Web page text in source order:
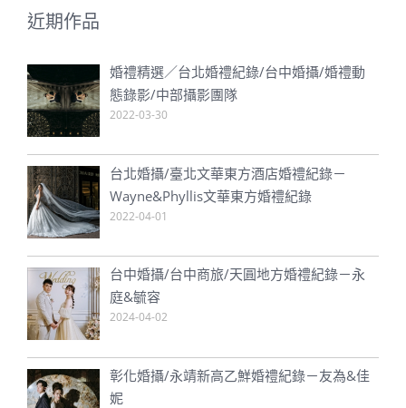
態錄影/中部攝影團隊
2022-03-30
台北婚攝/臺北文華東方酒店婚禮紀錄－
Wayne&Phyllis文華東方婚禮紀錄
2022-04-01
台中婚攝/台中商旅/天圓地方婚禮紀錄－永
庭&毓容
2024-04-02
彰化婚攝/永靖新高乙鮮婚禮紀錄－友為&佳
妮
2024-04-02